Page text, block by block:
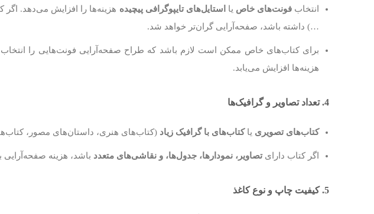
انتخابفونت‌های خاص یا استایل‌های تایپوگرافی پیچیده هزینه‌ها را افزایش می‌دهد. اگر
…) داشته باشد، صفحه‌آرایی گران‌تر خواهد شد.
برای کتاب‌های خاص ممکن است لازم باشد که طراح صفحه‌آرایی فونت‌هایی را
هزینه‌ها افزایش می‌یابد.
4. تعداد تصاویر و گرافیک‌ها
کتاب‌های تصویری یاکتاب‌های با گرافیک زیاد (کتاب‌های هنری، داستان‌های مصور،
اگر کتاب دارایتصاویر، نمودارها، جدول‌ها، و نقاشی‌های متعدد باشد، هزینه
5. کیفیت چاپ و نوع کاغذ